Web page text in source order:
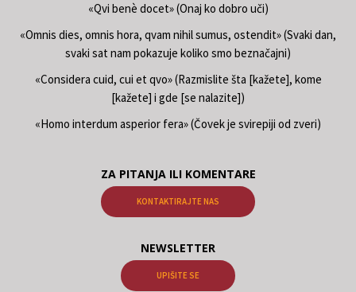
«Qvi benè docet» (Onaj ko dobro uči)
«Omnis dies, omnis hora, qvam nihil sumus, ostendit» (Svaki dan,
svaki sat nam pokazuje koliko smo beznačajni)
«Considera cuid, cui et qvo» (Razmislite šta [kažete], kome
[kažete] i gde [se nalazite])
«Homo interdum asperior fera» (Čovek je svirepiji od zveri)
ZA PITANJA ILI KOMENTARE
KONTAKTIRAJTE NAS
NEWSLETTER
UPIŠITE SE